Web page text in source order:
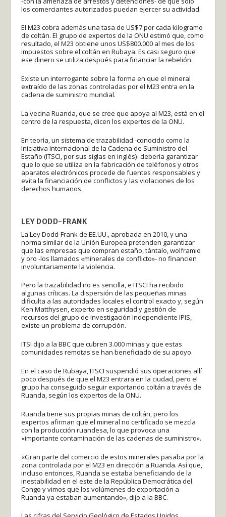
los comerciantes autorizados puedan ejercer su actividad.
El M23 cobra además una tasa de US$7 por cada kilogramo
de coltán. El grupo de expertos de la ONU estimó que, como
resultado, el M23 obtiene unos US$800.000 al mes de los
impuestos sobre el coltán en Rubaya. Es casi seguro que
ese dinero se utiliza después para financiar la rebelión.
Existe un interrogante sobre la forma en que el mineral
extraído de las zonas controladas por el M23 entra en la
cadena de suministro mundial.
La vecina Ruanda, que se cree que apoya al M23, está en el
centro de la respuesta, dicen los expertos de la ONU.
En teoría, un sistema de trazabilidad -conocido como la
Iniciativa Internacional de la Cadena de Suministro del
Estaño (ITSCI, por sus siglas en inglés)- debería garantizar
que lo que se utiliza en la fabricación de teléfonos y otros
aparatos electrónicos procede de fuentes responsables y
evita la financiación de conflictos y las violaciones de los
derechos humanos.
LEY DODD-FRANK
La Ley Dodd-Frank de EE.UU., aprobada en 2010, y una
norma similar de la Unión Europea pretenden garantizar
que las empresas que compran estaño, tántalo, wolframio
y oro -los llamados «minerales de conflicto»- no financien
involuntariamente la violencia.
Pero la trazabilidad no es sencilla, e ITSCI ha recibido
algunas críticas. La dispersión de las pequeñas minas
dificulta a las autoridades locales el control exacto y, según
Ken Matthysen, experto en seguridad y gestión de
recursos del grupo de investigación independiente IPIS,
existe un problema de corrupción.
ITSI dijo a la BBC que cubren 3.000 minas y que estas
comunidades remotas se han beneficiado de su apoyo.
En el caso de Rubaya, ITSCI suspendió sus operaciones allí
poco después de que el M23 entrara en la ciudad, pero el
grupo ha conseguido seguir exportando coltán a través de
Ruanda, según los expertos de la ONU.
Ruanda tiene sus propias minas de coltán, pero los
expertos afirman que el mineral no certificado se mezcla
con la producción ruandesa, lo que provoca una
«importante contaminación de las cadenas de suministro».
«Gran parte del comercio de estos minerales pasaba por la
zona controlada por el M23 en dirección a Ruanda. Así que,
incluso entonces, Ruanda se estaba beneficiando de la
inestabilidad en el este de la República Democrática del
Congo y vimos que los volúmenes de exportación a
Ruanda ya estaban aumentando», dijo a la BBC.